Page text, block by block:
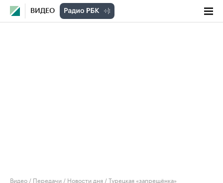
ВИДЕО
Видео / Передачи / Новости дня /Турецкая «запрещёнка»